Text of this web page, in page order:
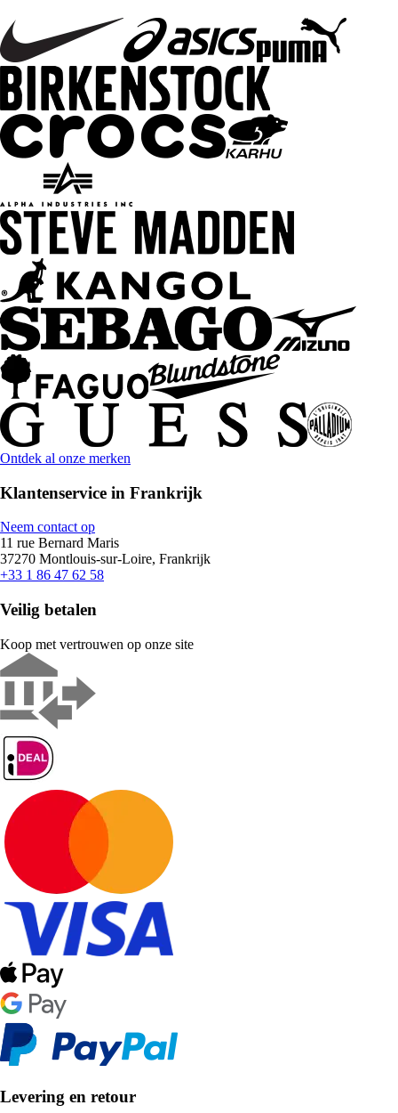
Ontdek al onze merken
Klantenservice in Frankrijk
Neem contact op
11 rue Bernard Maris
37270 Montlouis-sur-Loire, Frankrijk
+33 1 86 47 62 58
Veilig betalen
Koop met vertrouwen op onze site
Levering en retour